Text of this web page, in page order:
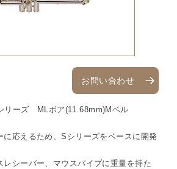
お問い合わせ
リーズ MLボア(11.68mm)Mベル
に応えるため、Sシリーズをベースに開発
レシーバー、マウスパイプに重量を持た